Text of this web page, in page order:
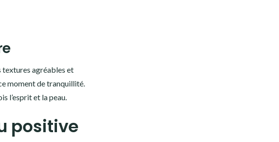
textures agréables et
moment de tranquillité.
l’esprit et la peau.
positive